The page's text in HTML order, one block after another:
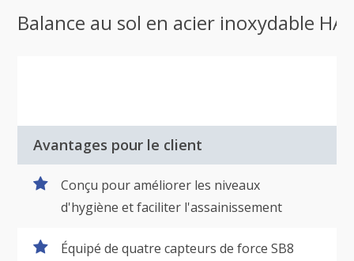
Balance au sol en acier inoxydable
Avantages pour le client
Conçu pour améliorer les niveaux
d'hygiène et faciliter l'assainissement
Équipé de quatre capteurs de force SB8